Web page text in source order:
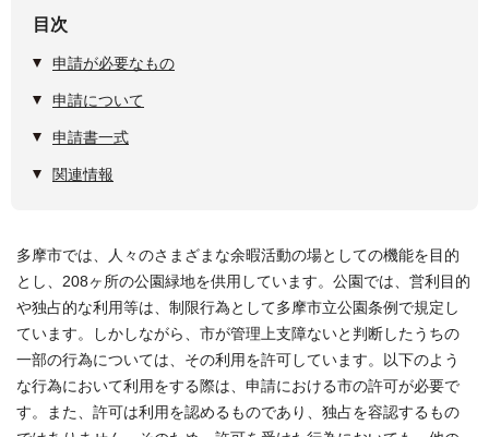
目次
申請が必要なもの
申請について
申請書一式
関連情報
多摩市では、人々のさまざまな余暇活動の場としての機能を目的
とし、208ヶ所の公園緑地を供用しています。公園では、営利目的
や独占的な利用等は、制限行為として多摩市立公園条例で規定し
ています。しかしながら、市が管理上支障ないと判断したうちの
一部の行為については、その利用を許可しています。以下のよう
な行為において利用をする際は、申請における市の許可が必要で
す。また、許可は利用を認めるものであり、独占を容認するもの